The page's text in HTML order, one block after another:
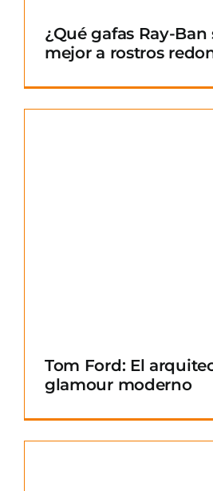
¿Qué gafas Ray-
mejor a rostros
Tom Ford: El
glamour moderno